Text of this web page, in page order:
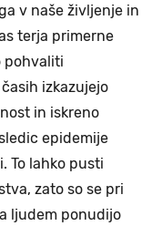
v naše življenje in
terja primerne
pohvaliti
izkazujejo
in iskreno
epidemije
To lahko pusti
zato so se pri
ljudem ponudijo